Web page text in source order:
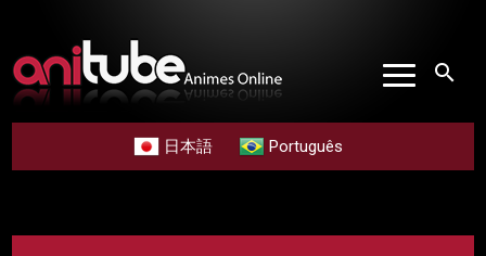
search
日本語 Português